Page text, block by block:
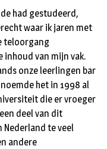
had gestudeerd,
waar ik jaren met
teloorgang
inhoud van mijn vak.
onze leerlingen bar
het in 1998 al
die er vroeger
deel van dit
Nederland te veel
andere